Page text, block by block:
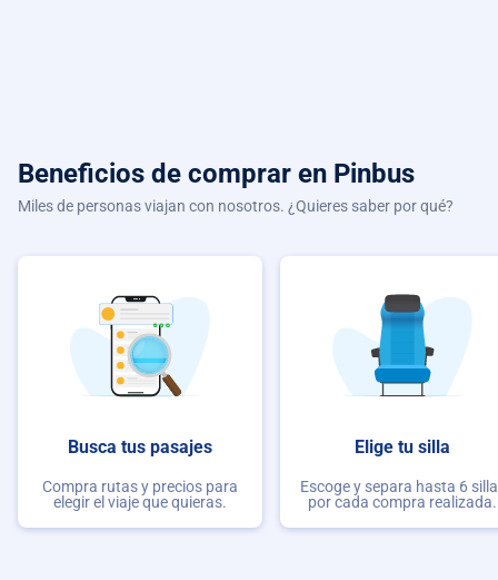
Beneficios de comprar en Pinbus
Miles de personas viajan con nosotros. ¿Quieres saber por qué?
Busca tus pasajes
Compra rutas y precios para
elegir el viaje que quieras.
Elige tu silla
Escoge y separa hasta 6
por cada compra realizada.